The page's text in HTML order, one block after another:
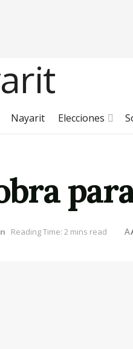
Nayarit Elecciones
Reading Time: 2 mins read A